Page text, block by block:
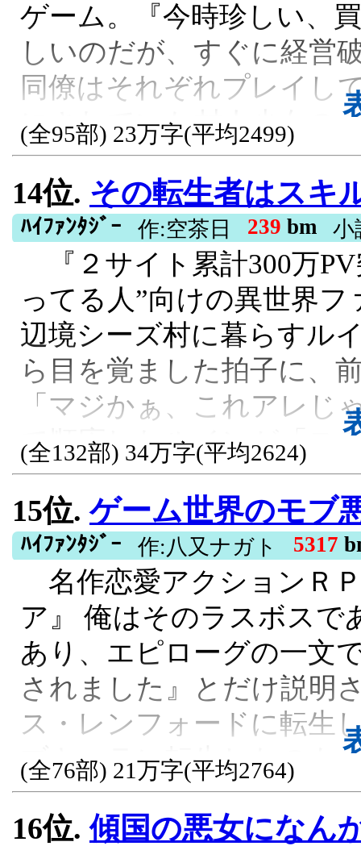
わります。ゆくゆくは主
公は物理特化型善人です
ます。ハーレム要素あり
くまで多分です）。※書
いただきました※コミカ
されております※コミカ
中のため、感想への返信
す】【カクヨム様にも掲
R15, 残酷な描写あり, 異世界転移,
ゲーム。『今時珍しい、
しいのだが、すぐに経営
同僚はそれぞれプレイし
にされていた村人少女の
く俺。どんどん成長して
いつ終わるのかな？ と
略していく。 ――この時
ゲームが、『ゲーム』で
ムでも連載しています）
R15, 残酷な描写あり, ガールズラブ
(全95部) 23万字(平均2499)
14位. その転生者はスキルも魔法も【視
ﾊｲﾌｧﾝﾀｼﾞｰ 作:空茶日 239 bm
『２サイト累計300万
ってる人”向けの異世界
辺境シーズ村に暮らすル
ら目を覚ました拍子に、
「マジかぁ、これアレじ
で順応したルインが「ス
に表示されたのは【視て
や魔法？ そんなもん見
界みたいな能力だった。
くしてきたルインは、こ
どう生きていくのか。 元
でも確実に積み上がるタ
で幕を開ける！ 本文は全
像を使用。 ※カクヨム、
ます
R15, 残酷な描写あり, 異世界転生,
(全132部) 34万字(平均2624)
15位.ゲーム世界のモブ悪役に転生したのでラスボスを目指してみ
ﾊｲﾌｧﾝﾀｼﾞｰ 作:八又ナガト 5317
名作恋愛アクションＲ
ア』 俺はそのラスボス
あり、エピローグの一文
されました』とだけ説明
ス・レンフォードに転生
ブキャラに転生したのも
わない……ただ、原作の
のだけは勘弁だ！」 そこ
(全76部) 21万字(平均2764)
16位.傾国の悪女になんかなりません！ ～蛮族令嬢クリステ